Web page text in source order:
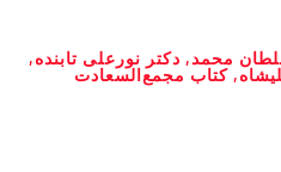
محمد, دکتر نورعلی تابنده,
, کتاب مجمع‌السعادت